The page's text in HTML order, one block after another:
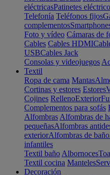
eléctricasPatinetes
Telefonía Teléfonos fijos
complementos
Foto y vídeo Cámaras de
Cables Cables HDMI
USBCables Jack
Consolas y videojuegos
Textil
Ropa de cama Mantas
Cortinas y estores Estores
Cojines RellenoExterior
Complementos para sofás
Alfombras Alfombras de
pequeñasAlfombras
exteriorAlfombras de baño
infantiles
Textil baño Albornoces
Textil cocina Manteles
Decoración